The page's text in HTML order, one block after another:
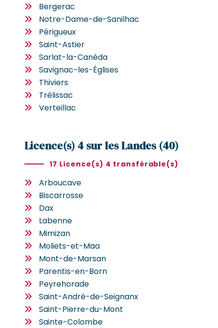
Bergerac
Notre-Dame-de-Sanilhac
Périgueux
Saint-Astier
Sarlat-la-Canéda
Savignac-les-Églises
Thiviers
Trélissac
Verteillac
Licence(s) 4 sur les Landes (40)
17 Licence(s) 4 transférable(s)
Arboucave
Biscarrosse
Dax
Labenne
Mimizan
Moliets-et-Maa
Mont-de-Marsan
Parentis-en-Born
Peyrehorade
Saint-André-de-Seignanx
Saint-Pierre-du-Mont
Sainte-Colombe